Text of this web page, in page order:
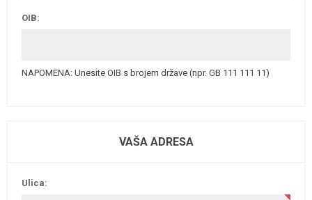
OIB:
NAPOMENA: Unesite OIB s brojem države (npr. GB 111 111 11)
VAŠA ADRESA
Ulica: